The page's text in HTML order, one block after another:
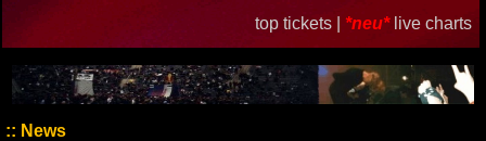
top tickets | *neu* live charts
News